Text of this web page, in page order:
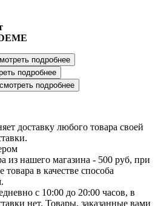
подробнее
подробнее
подробнее
доставку любого товара своей
из нашего магазина - 500 руб, при
в качестве способа
с 10:00 до 20:00 часов, в
нет. Товары, заказанные вами